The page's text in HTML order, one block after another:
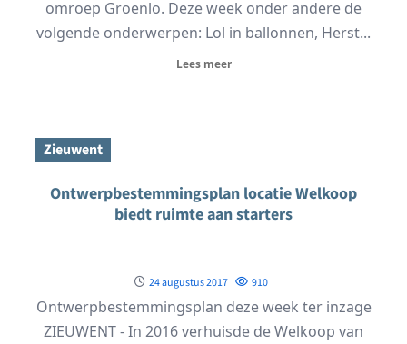
omroep Groenlo. Deze week onder andere de
volgende onderwerpen: Lol in ballonnen, Herst...
Lees meer
Zieuwent
Ontwerpbestemmingsplan locatie Welkoop
biedt ruimte aan starters
24 augustus 2017 910
Ontwerpbestemmingsplan deze week ter inzage
ZIEUWENT - In 2016 verhuisde de Welkoop van